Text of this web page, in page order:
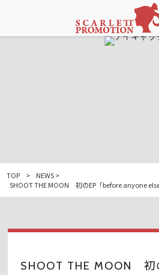
TOP > NEWS>
SHOOT THE MOON 初のEP「before anyone
SHOOT THE MOON 初